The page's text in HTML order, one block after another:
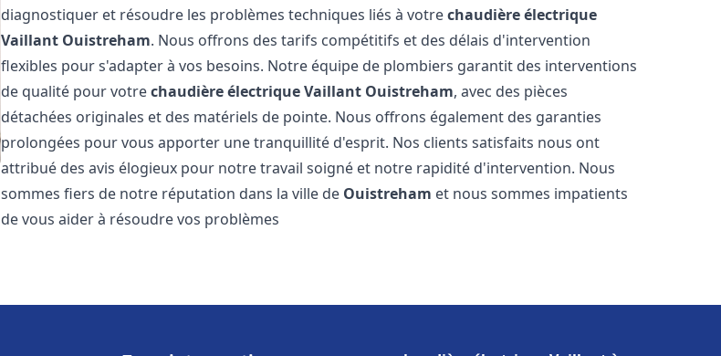
diagnostiquer et résoudre les problèmes techniques liés à votrechaudière électrique
Vaillant Ouistreham. Nous offrons des tarifs compétitifs et des délais d'intervention
flexibles pour s'adapter à vos besoins. Notre équipe de plombiers garantit des interventions
de qualité pour votrechaudière électrique Vaillant Ouistreham, avec des pièces
détachées originales et des matériels de pointe. Nous offrons également des garanties
prolongées pour vous apporter une tranquillité d'esprit. Nos clients satisfaits nous ont
attribué des avis élogieux pour notre travail soigné et notre rapidité d'intervention. Nous
sommes fiers de notre réputation dans la ville de Ouistreham et nous sommes impatients
de vous aider à résoudre vos problèmes